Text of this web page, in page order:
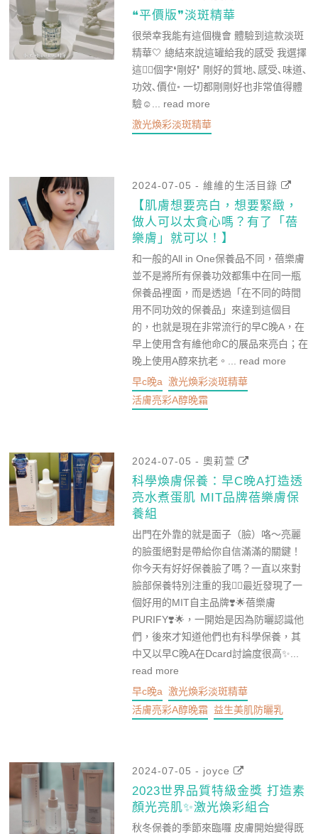
❝平價版❞淡斑精華
很榮幸我能有這個機會 體驗到這款淡斑
精華🤍 總結來說這罐給我的感受 我選擇
這✌🏻個字❛剛好❜ 剛好的質地､感受､味道､
功效､價位◦ 一切都剛剛好也非常值得體
驗☺︎... read more
激光煥彩淡斑精華
2024-07-05 - 維維的生活目錄
【肌膚想要亮白，想要緊緻，
做人可以太貪心嗎？有了「蓓
樂膚」就可以！】
和一般的All in One保養品不同，蓓樂膚
並不是將所有保養功效都集中在同一瓶
保養品裡面，而是透過「在不同的時間
用不同功效的保養品」來達到這個目
的，也就是現在非常流行的早C晚A，在
早上使用含有維他命C的展品來亮白；在
晚上使用A醇來抗老。... read more
早c晚a 激光煥彩淡斑精華
活膚亮彩A醇晚霜
2024-07-05 - 奧莉萱
科學煥膚保養：早C晚A打造透
亮水煮蛋肌 MIT品牌蓓樂膚保
養組
出門在外靠的就是面子（臉）咯～亮麗
的臉蛋絕對是帶給你自信滿滿的關鍵！
你今天有好好保養臉了嗎？一直以來對
臉部保養特別注重的我🙋‍♀️最近發現了一
個好用的MIT自主品牌❣️🌟蓓樂膚
PURIFY❣️🌟，一開始是因為防曬認識他
們，後來才知道他們也有科學保養，其
中又以早C晚A在Dcard討論度很高✨...
read more
早c晚a 激光煥彩淡斑精華
活膚亮彩A醇晚霜
益生美肌防曬乳
2024-07-05 - joyce
2023世界品質特級金獎 打造素
顏光亮肌✨激光煥彩組合
秋冬保養的季節來臨囉 皮膚開始變得既